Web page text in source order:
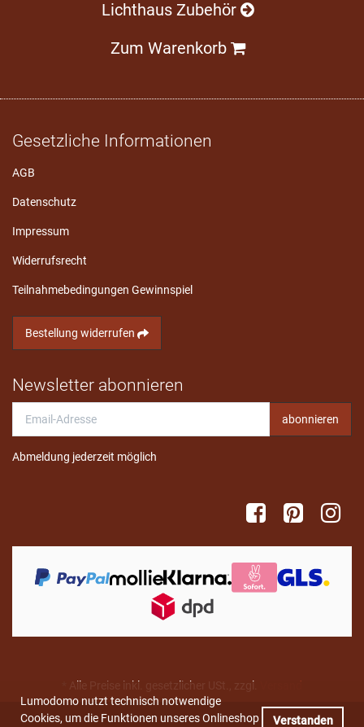
Lumodomo nutzt technisch notwendige
Cookies, um die Funktionen unseres Onlineshop
Verstanden
Lichthaus Zubehör
Zum Warenkorb
Gesetzliche Informationen
AGB
Datenschutz
Impressum
Widerrufsrecht
Teilnahmebedingungen Gewinnspiel
Bestellung widerrufen
Newsletter abonnieren
Adresse
abonnieren
Abmeldung jederzeit möglich
Alle Preise inkl. gesetzlicher USt., zzgl. Versand